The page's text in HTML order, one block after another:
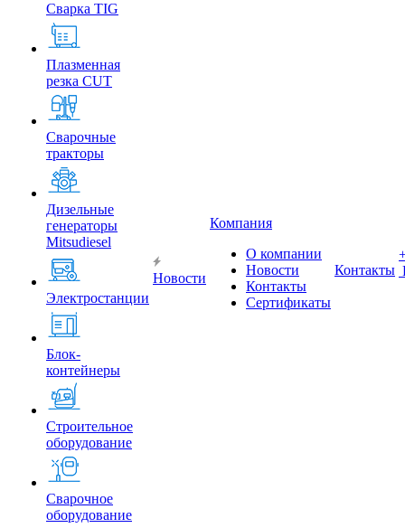
Сварка TIG
Плазменная
резка CUT
Сварочные
тракторы
Дизельные
генераторы
Mitsudiesel
Электростанции
Блок-
контейнеры
Строительное
оборудование
Сварочное
оборудование
Новости
Компания
О компании
Новости
Контакты
Сертификаты
Контакты